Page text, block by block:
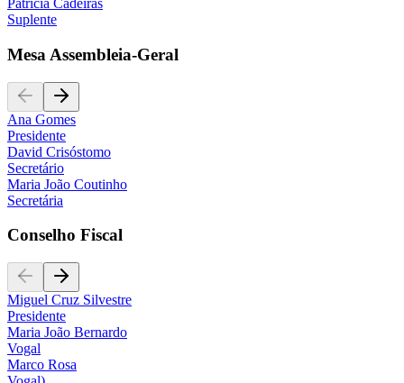
Patrícia Cadeiras
Suplente
Mesa Assembleia-Geral
Ana Gomes
Presidente
David Crisóstomo
Secretário
Maria João Coutinho
Secretária
Conselho Fiscal
Miguel Cruz Silvestre
Presidente
Maria João Bernardo
Vogal
Marco Rosa